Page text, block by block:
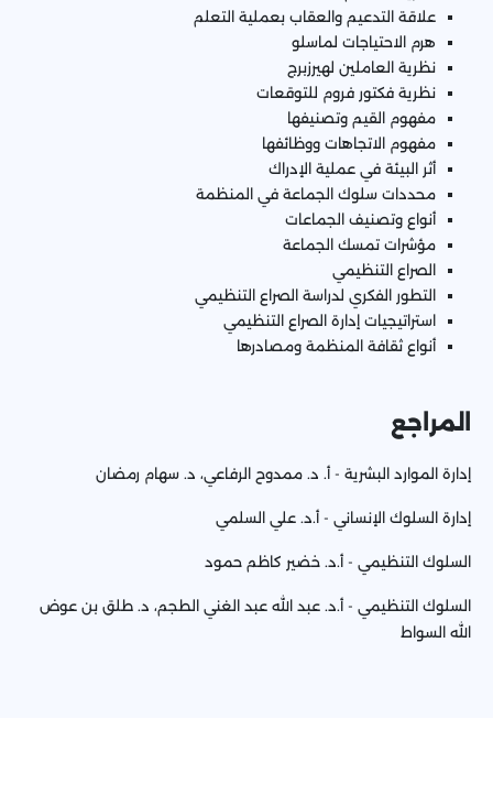
علاقة التدعيم والعقاب بعملية التعلم
هرم الاحتياجات لماسلو
نظرية العاملين لهيرزبرج
نظرية فكتور فروم للتوقعات
مفهوم القيم وتصنيفها
مفهوم الاتجاهات ووظائفها
أثر البيئة في عملية الإدراك
محددات سلوك الجماعة في المنظمة
أنواع وتصنيف الجماعات
مؤشرات تمسك الجماعة
الصراع التنظيمي
التطور الفكري لدراسة الصراع التنظيمي
استراتیجیات إدارة الصراع التنظيمي
أنواع ثقافة المنظمة ومصادرها
المراجع
إدارة الموارد البشرية - أ. د. ممدوح الرفاعي، د. سهام رمضان
إدارة السلوك الإنساني - أ.د. علي السلمي
السلوك التنظيمي - أ.د. خضير كاظم حمود
السلوك التنظيمي - أ.د. عبد الله عبد الغني الطجم، د. طلق بن عوض
الله السواط